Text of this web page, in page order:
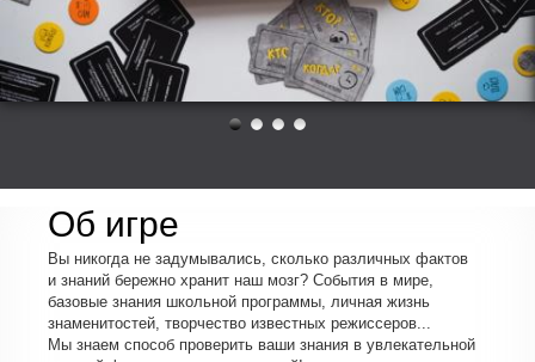
Об игре
Вы никогда не задумывались, сколько различных фактов
и знаний бережно хранит наш мозг? События в мире,
базовые знания школьной программы, личная жизнь
знаменитостей, творчество известных режиссеров...
Мы знаем способ проверить ваши знания в увлекательной